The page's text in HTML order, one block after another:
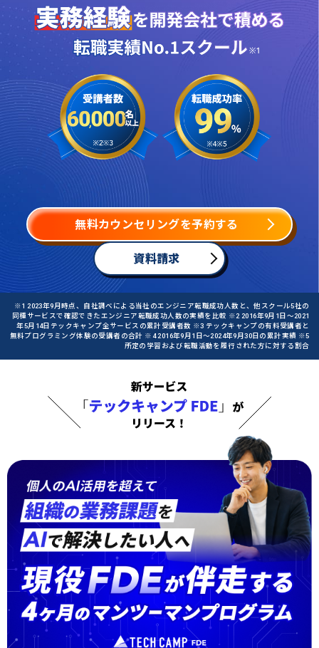
無料カウンセリングを予約する
資料請求
※1 2023年9月時点、自社調べによる当社のエンジニア転職成功人数と、他スクール5社の
同種サービスで確認できたエンジニア転職成功人数の実績を比較 ※2 2016年9月1日〜2021
年5月14日テックキャンプ全サービスの累計受講者数 ※3 テックキャンプの有料受講者と
無料プログラミング体験の受講者の合計 ※4 2016年9月1日〜2024年9月30日の累計実績 ※5
所定の学習および転職活動を履行された方に対する割合